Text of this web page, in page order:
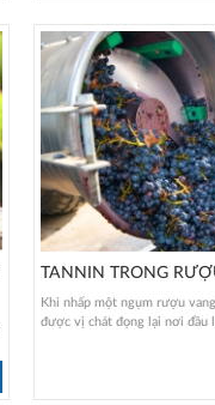
TANNIN TRONG
Khi nhấp một ngụm rượu
được vị chát đọng lại nơi đầu